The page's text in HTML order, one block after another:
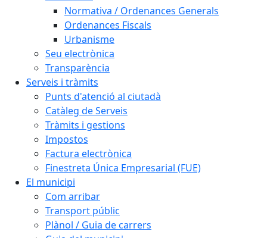
Normativa / Ordenances Generals
Ordenances Fiscals
Urbanisme
Seu electrònica
Transparència
Serveis i tràmits
Punts d'atenció al ciutadà
Catàleg de Serveis
Tràmits i gestions
Impostos
Factura electrònica
Finestreta Única Empresarial (FUE)
El municipi
Com arribar
Transport públic
Plànol / Guia de carrers